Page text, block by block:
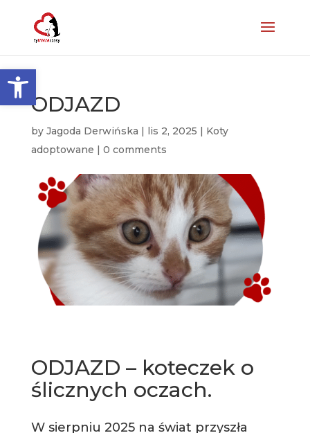
Otwórz pasek narzędzi
ODJAZD
by Jagoda Derwińska | lis 2, 2025 | Koty
adoptowane | 0 comments
ODJAZD – koteczek o
ślicznych oczach.
W sierpniu 2025 na świat przyszła